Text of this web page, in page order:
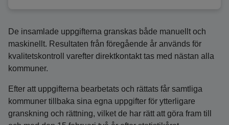
De insamlade uppgifterna granskas både manuellt och
maskinellt. Resultaten från föregående år används för
kvalitetskontroll varefter direktkontakt tas med nästan alla
kommuner.
Efter att uppgifterna bearbetats och rättats får samtliga
kommuner tillbaka sina egna uppgifter för ytterligare
granskning och rättning, vilket de har rätt att göra fram till